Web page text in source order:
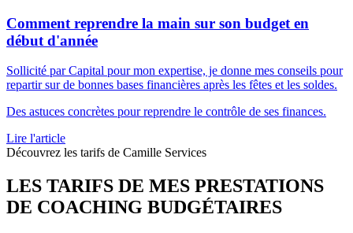
Comment reprendre la main sur son budget en
début d'année
Sollicité par Capital pour mon expertise, je donne mes conseils pour
repartir sur de bonnes bases financières après les fêtes et les soldes.
Des astuces concrètes pour reprendre le contrôle de ses finances.
Lire l'article
Découvrez les tarifs de Camille Services
LES TARIFS DE MES PRESTATIONS
DE COACHING BUDGÉTAIRES